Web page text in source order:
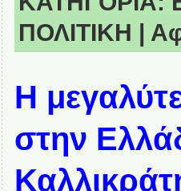
ΠΟΛΙΤΙΚΗ |
Η
στην